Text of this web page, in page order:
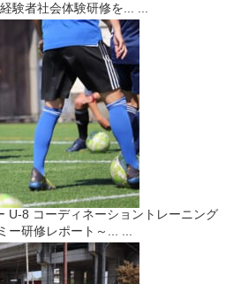
験者社会体験研修を... ...
U-8 コーディネーショントレーニング
ー研修レポート～... ...